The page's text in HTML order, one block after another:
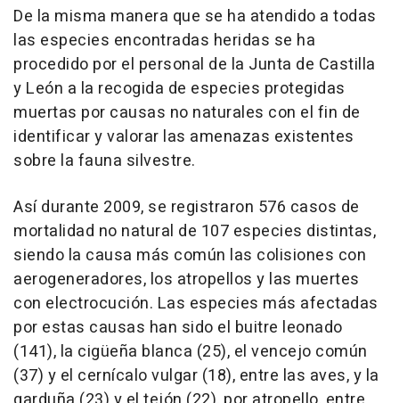
De la misma manera que se ha atendido a todas
las especies encontradas heridas se ha
procedido por el personal de la Junta de Castilla
y León a la recogida de especies protegidas
muertas por causas no naturales con el fin de
identificar y valorar las amenazas existentes
sobre la fauna silvestre.
Así durante 2009, se registraron 576 casos de
mortalidad no natural de 107 especies distintas,
siendo la causa más común las colisiones con
aerogeneradores, los atropellos y las muertes
con electrocución. Las especies más afectadas
por estas causas han sido el buitre leonado
(141), la cigüeña blanca (25), el vencejo común
(37) y el cernícalo vulgar (18), entre las aves, y la